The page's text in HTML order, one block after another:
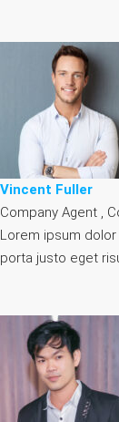
Vincent Fuller
Company Agent ,
Lorem ipsum
porta justo eget